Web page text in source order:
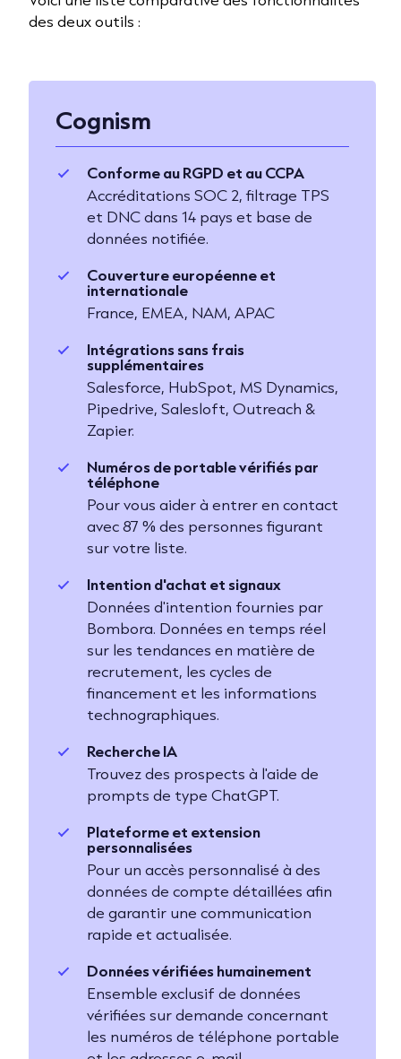
des deux outils :
Cognism
Conforme au RGPD et au CCPA
Accréditations SOC 2, filtrage TPS
et DNC dans 14 pays et base de
données notifiée.
Couverture européenne et
internationale
France, EMEA, NAM, APAC
Intégrations sans frais
supplémentaires
Salesforce, HubSpot, MS Dynamics,
Pipedrive, Salesloft, Outreach &
Zapier.
Numéros de portable vérifiés par
téléphone
Pour vous aider à entrer en contact
avec 87 % des personnes figurant
sur votre liste.
Intention d'achat et signaux
Données d'intention fournies par
Bombora. Données en temps réel
sur les tendances en matière de
recrutement, les cycles de
financement et les informations
technographiques.
Recherche IA
Trouvez des prospects à l'aide de
prompts de type ChatGPT.
Plateforme et extension
personnalisées
Pour un accès personnalisé à des
données de compte détaillées afin
de garantir une communication
rapide et actualisée.
Données vérifiées humainement
Ensemble exclusif de données
vérifiées sur demande concernant
les numéros de téléphone portable